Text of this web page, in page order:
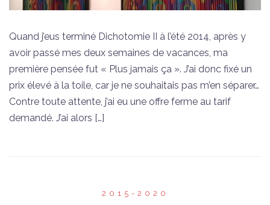
Quand j’eus terminé Dichotomie II à l’été 2014, après y
avoir passé mes deux semaines de vacances, ma
première pensée fut « Plus jamais ça ». J’ai donc fixé un
prix élevé à la toile, car je ne souhaitais pas m’en séparer…
Contre toute attente, j’ai eu une offre ferme au tarif
demandé. J’ai alors […]
2015-2020